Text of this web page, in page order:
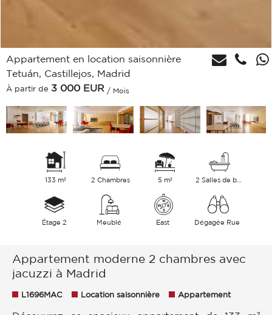
Appartement en location saisonnière
Tetuán, Castillejos, Madrid
À partir de 3 000 EUR / Mois
133 m² 2 Chambres 5 m² 2 Salles de bains
Étage 2 Meublé East Dégagée Rue
Appartement moderne 2 chambres avec
jacuzzi à Madrid
L1696MAC Location saisonnière Appartement